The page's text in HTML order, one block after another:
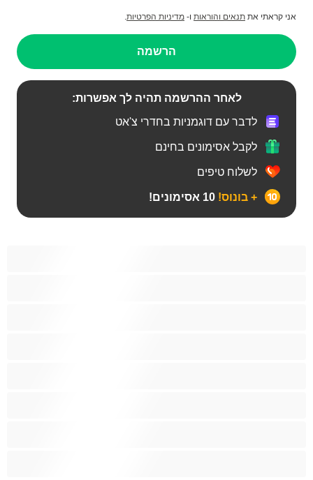
אני קראתי את תנאים והוראות ו- מדיניות הפרטיות.
הרשמה
לאחר ההרשמה תהיה לך אפשרות:
לדבר עם דוגמניות בחדרי צ'אט
לקבל אסימונים בחינם
לשלוח טיפים
+ בונוס!